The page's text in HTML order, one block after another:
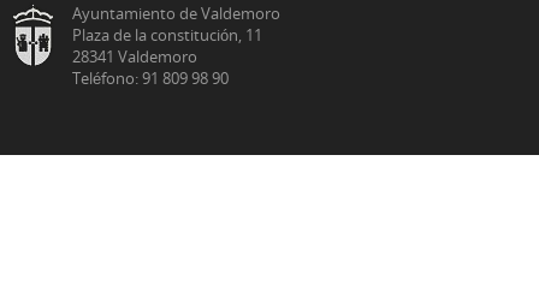
Ayuntamiento de Valdemoro
Plaza de la constitución, 11
28341 Valdemoro
Teléfono: 91 809 98 90